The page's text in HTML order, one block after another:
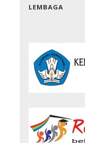
LEMBAGA